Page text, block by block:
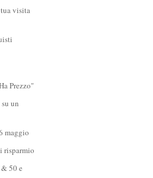
visita
Prezzo"
un
maggio
risparmio
50 e